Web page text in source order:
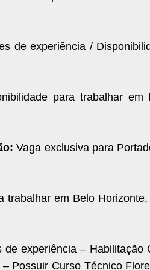
de experiência /
para trabalhar em
Vaga exclusiva para
trabalhar em Belo
de experiência – Habilitação
Possuir Curso Técnico